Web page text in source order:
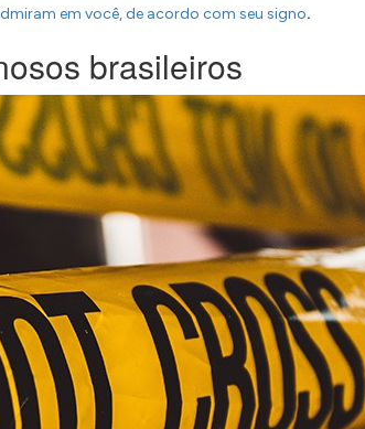
em você, de acordo com seu signo.
brasileiros